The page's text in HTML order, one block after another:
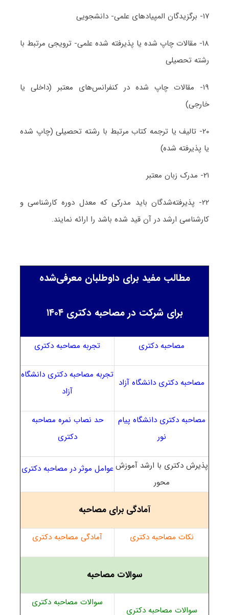
۱۷- برگزیدگان المپیادهای علمی- دانشجویی
۱۸- مقالات چاپ شده یا پذیرفته شده علمی- ترویجی مرتبط با
رشته تحصیلی
۱۹- مقالات چاپ شده در کنفرانس‌های معتبر (داخلی یا
خارجی)
۲۰- تالیف یا ترجمه کتاب مرتبط با رشته تحصیلی (چاپ شده
یا پذیرفته شده)
۲۱- مدرک زبان معتبر
۲۲- پذیرفته‌شدگان باید مدرکی که معدل دوره کارشناسی و
کارشناسی ارشد در آن قید شده باشد را ارائه نمایند.
مطالب مفید برای داوطلبان معرفی‌شده
برای شرکت در مصاحبه دکتری ۱۴۰۴
مصاحبه دکتری تجربه مصاحبه دکتری
مصاحبه دکتری دانشگاه آزاد
تجربه مصاحبه دکتری دانشگاه
آزاد
مصاحبه دکتری دانشگاه پیام
نور
حد نصاب نمره مصاحبه
دکتری
پذیرش دکتری با ارشد آموزش
محور
عوامل موثر در مصاحبه دکتری
آمادگی برای مصاحبه
نکات مصاحبه دکتری آمادگی مصاحبه دکتری
سوالات مصاحبه
سوالات مصاحبه دکتری
سوالات مصاحبه دکتری